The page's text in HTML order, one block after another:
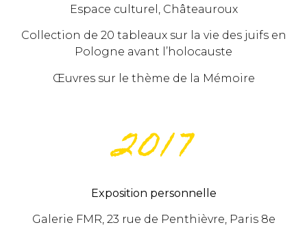
Espace culturel, Châteauroux
Collection de 20 tableaux sur la vie des juifs en
Pologne avant l’holocauste
Œuvres sur le thème de la Mémoire
2017
Exposition personnelle
Galerie FMR, 23 rue de Penthièvre, Paris 8e